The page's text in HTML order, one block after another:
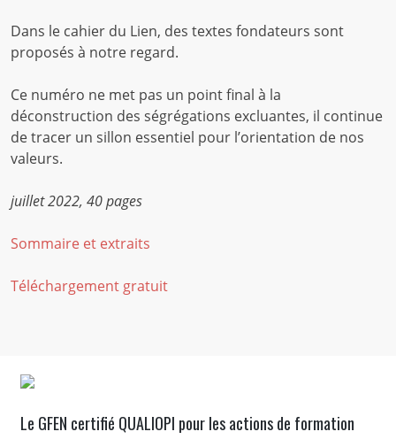
Dans le cahier du Lien, des textes fondateurs sont
proposés à notre regard.
Ce numéro ne met pas un point final à la
déconstruction des ségrégations excluantes, il continue
de tracer un sillon essentiel pour l’orientation de nos
valeurs.
juillet 2022, 40 pages
Sommaire et extraits
Téléchargement gratuit
Le GFEN certifié QUALIOPI pour les actions de formation